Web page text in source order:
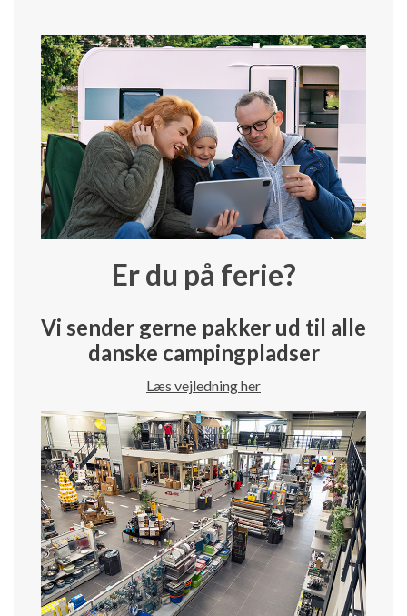
Er du på ferie?
Vi sender gerne pakker ud til alle
danske campingpladser
Læs vejledning her